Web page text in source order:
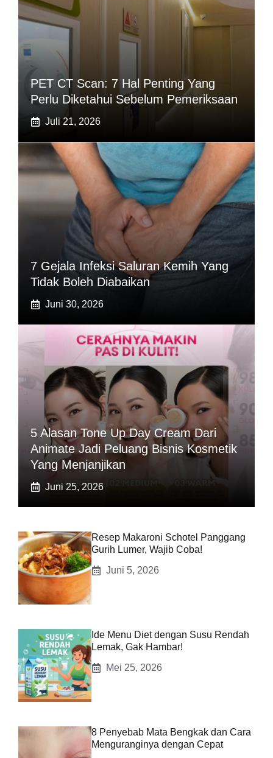
PET CT Scan: 7 Hal Penting Yang
Perlu Diketahui Sebelum Pemeriksaan
Juli 21, 2026
7 Gejala Infeksi Saluran Kemih Yang
Tidak Boleh Diabaikan
Juni 30, 2026
5 Alasan Tone Up Day Cream Dari
Animate Jadi Peluang Bisnis Kosmetik
Yang Menjanjikan
Juni 25, 2026
Resep Makaroni Schotel Panggang
Gurih Lumer, Wajib Coba!
Juni 5, 2026
Ide Menu Diet dengan Susu Rendah
Lemak, Gak Hambar!
Mei 25, 2026
8 Penyebab Mata Bengkak dan Cara
Menguranginya dengan Cepat